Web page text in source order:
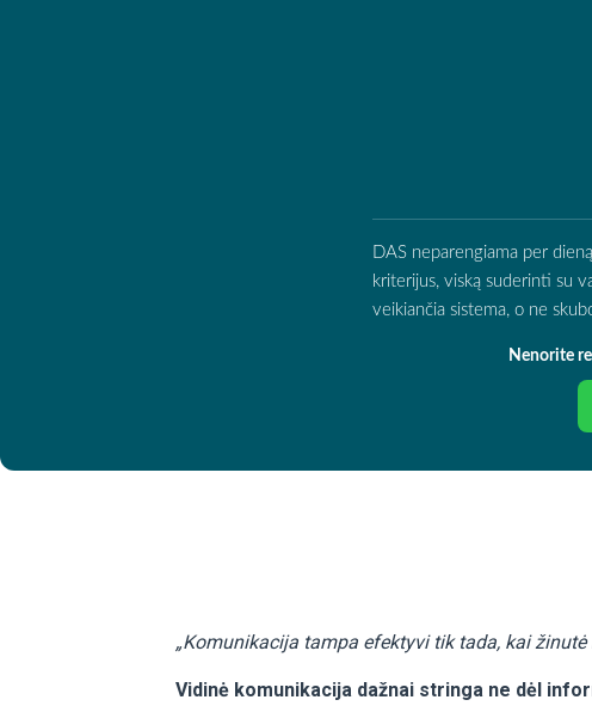
DAS neparengiama per
kriterijus, viską suderinti su
veikiančia sistema, o ne
Nenorite
„Komunikacija tampa efektyvi tik tada, kai
Vidinė komunikacija dažnai stringa ne dėl